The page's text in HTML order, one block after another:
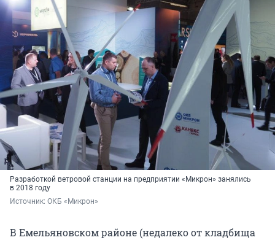
Разработкой ветровой станции на предприятии «Микрон» занялись
в 2018 году
Источник: ОКБ «Микрон»
В Емельяновском районе (недалеко от кладбища